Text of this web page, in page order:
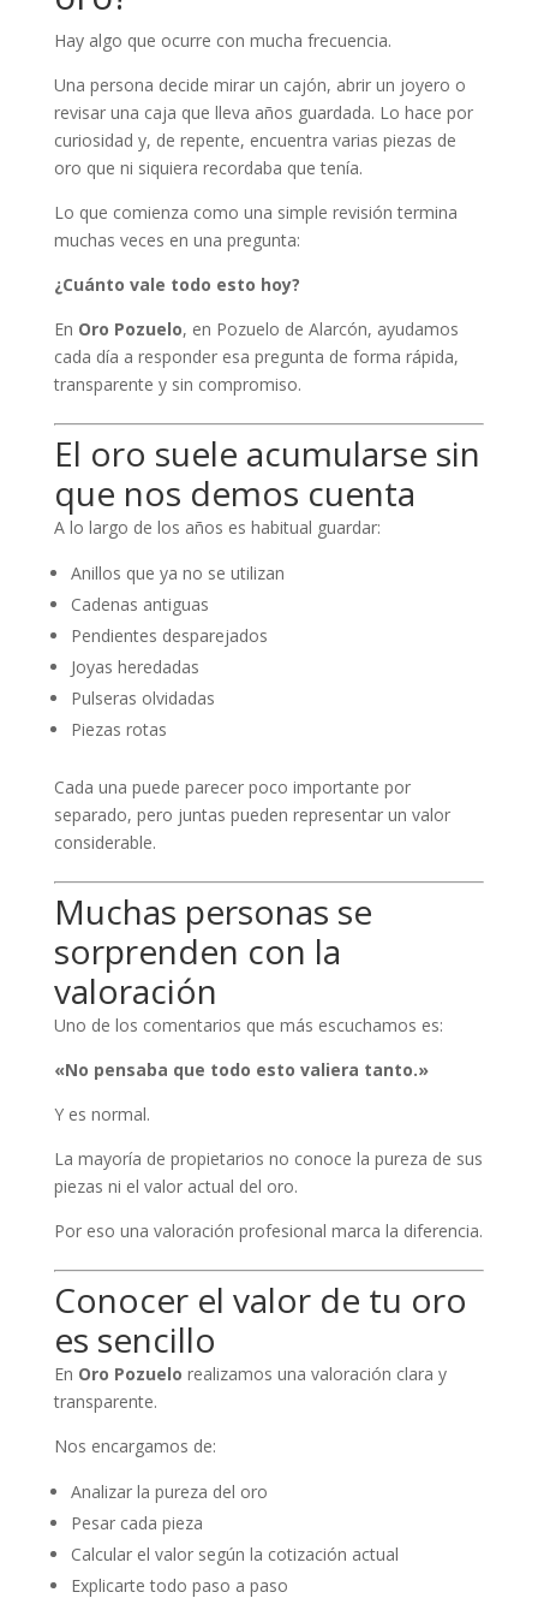
Hay algo que ocurre con mucha frecuencia.
Una persona decide mirar un cajón, abrir un joyero o
revisar una caja que lleva años guardada. Lo hace por
curiosidad y, de repente, encuentra varias piezas de
oro que ni siquiera recordaba que tenía.
Lo que comienza como una simple revisión termina
muchas veces en una pregunta:
¿Cuánto vale todo esto hoy?
En Oro Pozuelo, en Pozuelo de Alarcón, ayudamos
cada día a responder esa pregunta de forma rápida,
transparente y sin compromiso.
El oro suele acumularse sin
que nos demos cuenta
A lo largo de los años es habitual guardar:
Anillos que ya no se utilizan
Cadenas antiguas
Pendientes desparejados
Joyas heredadas
Pulseras olvidadas
Piezas rotas
Cada una puede parecer poco importante por
separado, pero juntas pueden representar un valor
considerable.
Muchas personas se
sorprenden con la
valoración
Uno de los comentarios que más escuchamos es:
«No pensaba que todo esto valiera tanto.»
Y es normal.
La mayoría de propietarios no conoce la pureza de sus
piezas ni el valor actual del oro.
Por eso una valoración profesional marca la diferencia.
Conocer el valor de tu oro
es sencillo
En Oro Pozuelo realizamos una valoración clara y
transparente.
Nos encargamos de:
Analizar la pureza del oro
Pesar cada pieza
Calcular el valor según la cotización actual
Explicarte todo paso a paso